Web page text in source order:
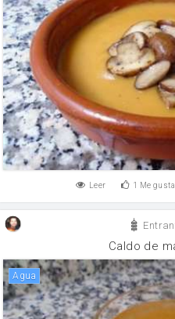
Leer 1 Me gusta
Caldo de
agua